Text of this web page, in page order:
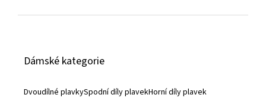
Dámské kategorie
Dvoudílné plavkySpodní díly plavekHorní díly plavek